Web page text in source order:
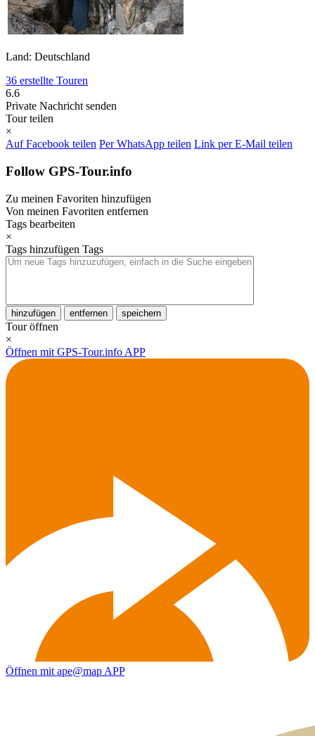
Land: Deutschland
36 erstellte Touren
6.6
Private Nachricht senden
Tour teilen
×
Auf Facebook teilen Per WhatsApp teilen Link per E-Mail teilen
Follow GPS-Tour.info
Zu meinen Favoriten hinzufügen
Von meinen Favoriten entfernen
Tags bearbeiten
×
Tags hinzufügen Tags
hinzufügen entfernen speichern
Tour öffnen
×
Öffnen mit GPS-Tour.info APP
Öffnen mit ape@map APP